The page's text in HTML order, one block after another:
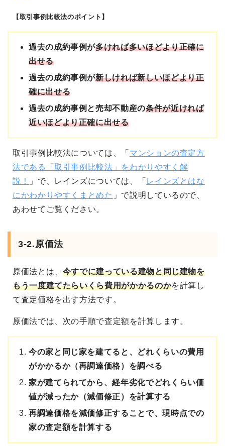
【取引事例比較法のポイント】
過去の成約事例が多ければ多いほどより正確に
出せる
過去の成約事例が新しければ新しいほどより正
確に出せる
過去の成約事例と売却不動産の条件が近ければ
近いほどより正確に出せる
取引事例比較法については、「 マンションの査定方
法である「取引事例比較法」をわかりやすく解
説！
」で、レインズについては、「 レインズとはな
にかわかりやすくまとめた 」で説明しているので、
あわせてご覧ください。
3-2.原価法
原価法とは、 今すでに建っている建物と同じ建物を
もう一度建てたらいくら費用がかかるのかを計算し
て査定価格を出す方法です。
原価法では、次の手順で査定額を計算します。
今の家と同じ家を建てると、どれくらいの費用
がかかるか（再調達価格）を調べる
家が建てられてから、経年劣化でどれくらい価
値が減ったか（減価修正）を計算する
再調達価格を減価修正することで、現時点での
家の査定額を計算する